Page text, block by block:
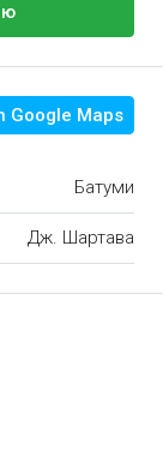
Google Maps
Батуми
Дж. Шартава